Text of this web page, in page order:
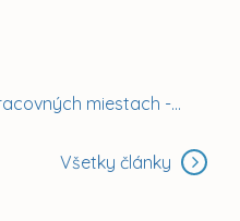
miestach -...
Všetky články